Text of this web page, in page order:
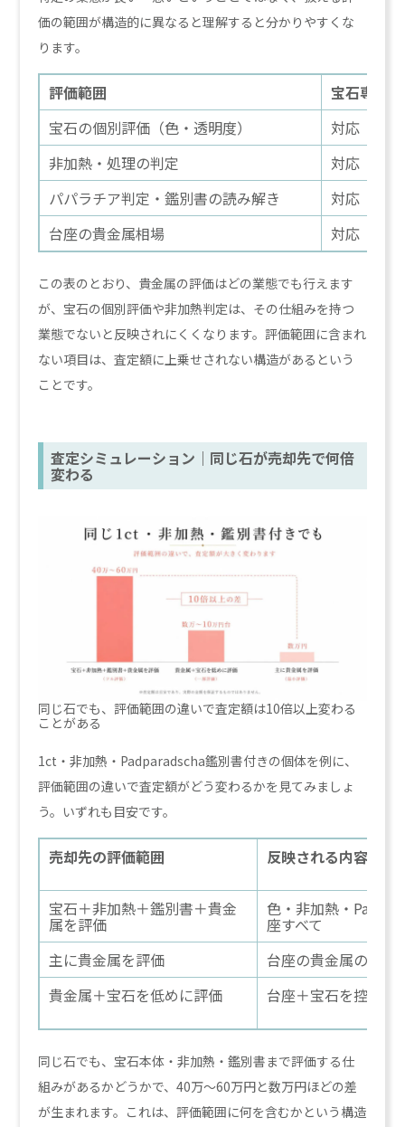
価の範囲が構造的に異なると理解すると分かりやすくな
ります。
評価範囲
宝石専門店
宝石の個別評価（色・透明度）
対応
非加熱・処理の判定
対応
パパラチア判定・鑑別書の読み解き
対応
台座の貴金属相場
対応
この表のとおり、貴金属の評価はどの業態でも行えます
が、宝石の個別評価や非加熱判定は、その仕組みを持つ
業態でないと反映されにくくなります。評価範囲に含まれ
ない項目は、査定額に上乗せされない構造があるという
ことです。
査定シミュレーション｜同じ石が売却先で何倍
変わる
同じ石でも、評価範囲の違いで査定額は10倍以上変わる
ことがある
1ct・非加熱・Padparadscha鑑別書付きの個体を例に、
評価範囲の違いで査定額がどう変わるかを見てみましょ
う。いずれも目安です。
売却先の評価範囲 反映される内容
宝石＋非加熱＋鑑別書＋貴金
属を評価
色・非加熱・
座すべて
主に貴金属を評価
台座の貴金属のみ
貴金属＋宝石を低めに評価
台座＋宝石を控えめ
同じ石でも、宝石本体・非加熱・鑑別書まで評価する仕
組みがあるかどうかで、40万〜60万円と数万円ほどの差
が生まれます。これは、評価範囲に何を含むかという構造